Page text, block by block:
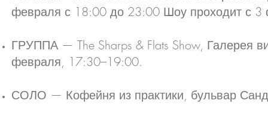
февраля с 18:00 до 23:00 Шоу проходит с
ГРУППА — The Sharps & Flats Show, Галерея
февраля, 17:30–19:00.
СОЛО — Кофейня из практики, бульвар